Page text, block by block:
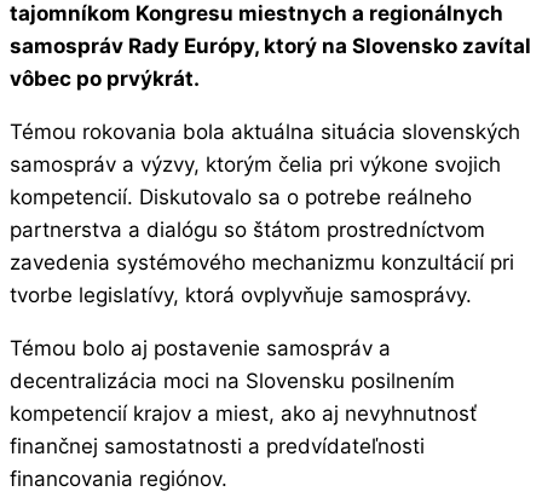
tajomníkom Kongresu miestnych a regionálnych
samospráv Rady Európy, ktorý na Slovensko zavítal
vôbec po prvýkrát.
Témou rokovania bola aktuálna situácia slovenských
samospráv a výzvy, ktorým čelia pri výkone svojich
kompetencií. Diskutovalo sa o potrebe reálneho
partnerstva a dialógu so štátom prostredníctvom
zavedenia systémového mechanizmu konzultácií pri
tvorbe legislatívy, ktorá ovplyvňuje samosprávy.
Témou bolo aj postavenie samospráv a
decentralizácia moci na Slovensku posilnením
kompetencií krajov a miest, ako aj nevyhnutnosť
finančnej samostatnosti a predvídateľnosti
financovania regiónov.